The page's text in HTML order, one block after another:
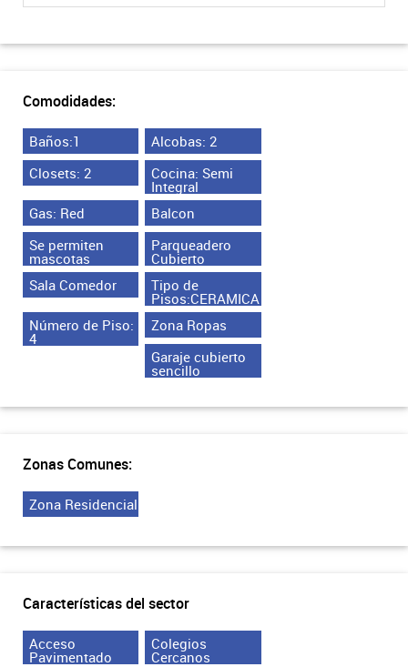
Comodidades:
Baños:1
Alcobas: 2
Closets: 2
Cocina: Semi
Integral
Gas: Red
Balcon
Se permiten
mascotas
Parqueadero
Cubierto
Sala Comedor
Tipo de
Pisos:CERAMICA
Número de Piso:
4
Zona Ropas
Garaje cubierto
sencillo
Zonas Comunes:
Zona Residencial
Características del sector
Acceso
Pavimentado
Colegios
Cercanos